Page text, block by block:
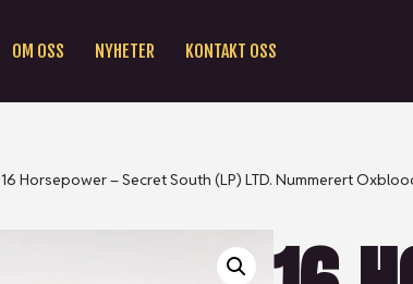
OM OSS NYHETER KONTAKT OSS
16 Horsepower – Secret South (LP) LTD. Nummerert